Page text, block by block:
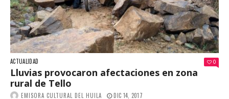
ACTUALIDAD 0
Lluvias provocaron afectaciones en zona
rural de Tello
EMISORA CULTURAL DEL HUILA DIC 14, 2017